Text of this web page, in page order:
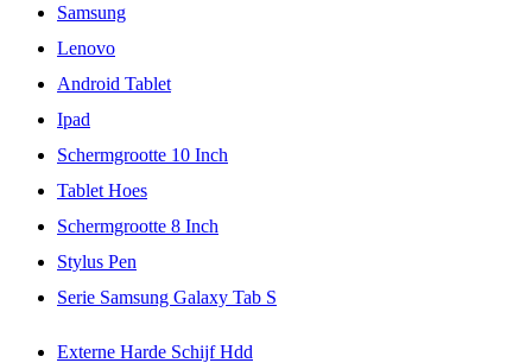
Samsung
Lenovo
Android Tablet
Ipad
Schermgrootte 10 Inch
Tablet Hoes
Schermgrootte 8 Inch
Stylus Pen
Serie Samsung Galaxy Tab S
Externe Harde Schijf Hdd